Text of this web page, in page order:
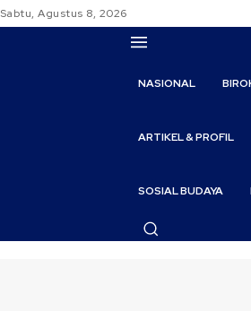
Sabtu, Agustus 8, 2026
NASIONAL
ARTIKEL & PROFIL
SOSIAL BUDAYA